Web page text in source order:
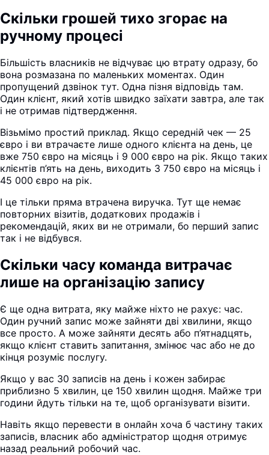
Скільки грошей тихо згорає на
ручному процесі
Більшість власників не відчуває цю втрату одразу, бо
вона розмазана по маленьких моментах. Один
пропущений дзвінок тут. Одна пізня відповідь там.
Один клієнт, який хотів швидко заїхати завтра, але так
і не отримав підтвердження.
Візьмімо простий приклад. Якщо середній чек — 25
євро і ви втрачаєте лише одного клієнта на день, це
вже 750 євро на місяць і 9 000 євро на рік. Якщо таких
клієнтів п’ять на день, виходить 3 750 євро на місяць і
45 000 євро на рік.
І це тільки пряма втрачена виручка. Тут ще немає
повторних візитів, додаткових продажів і
рекомендацій, яких ви не отримали, бо перший запис
так і не відбувся.
Скільки часу команда витрачає
лише на організацію запису
Є ще одна витрата, яку майже ніхто не рахує: час.
Один ручний запис може зайняти дві хвилини, якщо
все просто. А може зайняти десять або п’ятнадцять,
якщо клієнт ставить запитання, змінює час або не до
кінця розуміє послугу.
Якщо у вас 30 записів на день і кожен забирає
приблизно 5 хвилин, це 150 хвилин щодня. Майже три
години йдуть тільки на те, щоб організувати візити.
Навіть якщо перевести в онлайн хоча б частину таких
записів, власник або адміністратор щодня отримує
назад реальний робочий час.